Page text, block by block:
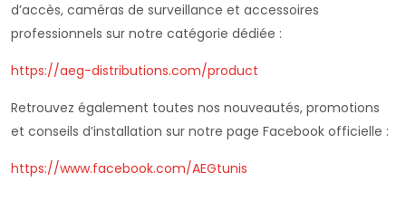
d’accès, caméras de surveillance et accessoires
professionnels sur notre catégorie dédiée :
https://aeg-distributions.com/product
Retrouvez également toutes nos nouveautés, promotions
et conseils d’installation sur notre page Facebook officielle :
https://www.facebook.com/AEGtunis